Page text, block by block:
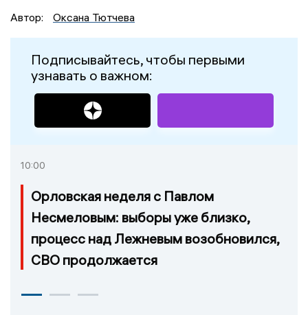
Автор:
Оксана Тютчева
Подписывайтесь, чтобы первыми
узнавать о важном:
10:00
Орловская неделя с Павлом
Несмеловым: выборы уже близко,
процесс над Лежневым возобновился,
СВО продолжается